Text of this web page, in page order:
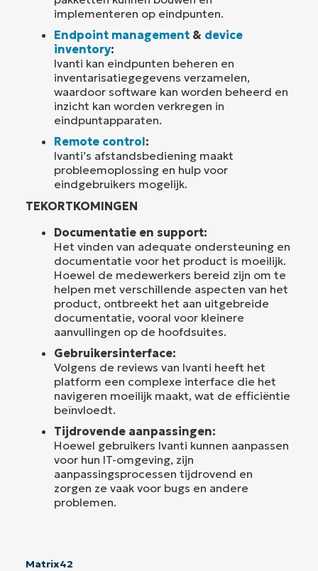
implementeren op eindpunten.
Endpoint management & device
inventory:
Ivanti kan eindpunten beheren en
inventarisatiegegevens verzamelen,
waardoor software kan worden beheerd en
inzicht kan worden verkregen in
eindpuntapparaten.
Remote control:
Ivanti’s afstandsbediening maakt
probleemoplossing en hulp voor
eindgebruikers mogelijk.
TEKORTKOMINGEN
Documentatie en support:
Het vinden van adequate ondersteuning en
documentatie voor het product is moeilijk.
Hoewel de medewerkers bereid zijn om te
helpen met verschillende aspecten van het
product, ontbreekt het aan uitgebreide
documentatie, vooral voor kleinere
aanvullingen op de hoofdsuites.
Gebruikersinterface:
Volgens de reviews van Ivanti heeft het
platform een complexe interface die het
navigeren moeilijk maakt, wat de efficiëntie
beïnvloedt.
Tijdrovende aanpassingen:
Hoewel gebruikers Ivanti kunnen aanpassen
voor hun IT-omgeving, zijn
aanpassingsprocessen tijdrovend en
zorgen ze vaak voor bugs en andere
problemen.
Matrix42